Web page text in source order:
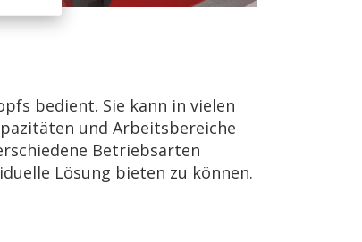
bedient. Sie kann in vielen
und Arbeitsbereiche
Betriebsarten
Lösung bieten zu können.